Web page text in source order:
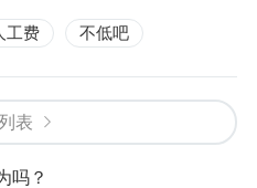
工费 不低吧
表
吗？